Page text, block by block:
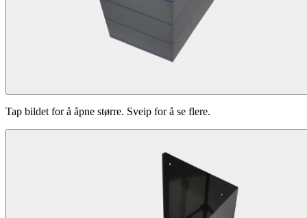
Tap bildet for å åpne større. Sveip for å se flere.